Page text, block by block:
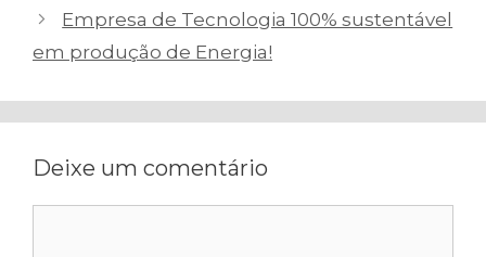
Empresa de Tecnologia 100% sustentável
em produção de Energia!
Deixe um comentário